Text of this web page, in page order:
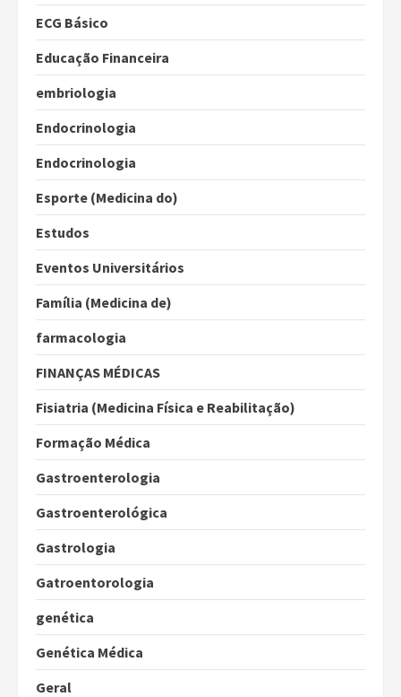
ECG Básico
Educação Financeira
embriologia
Endocrinologia
Endocrinologia
Esporte (Medicina do)
Estudos
Eventos Universitários
Família (Medicina de)
farmacologia
FINANÇAS MÉDICAS
Fisiatria (Medicina Física e Reabilitação)
Formação Médica
Gastroenterologia
Gastroenterológica
Gastrologia
Gatroentorologia
genética
Genética Médica
Geral